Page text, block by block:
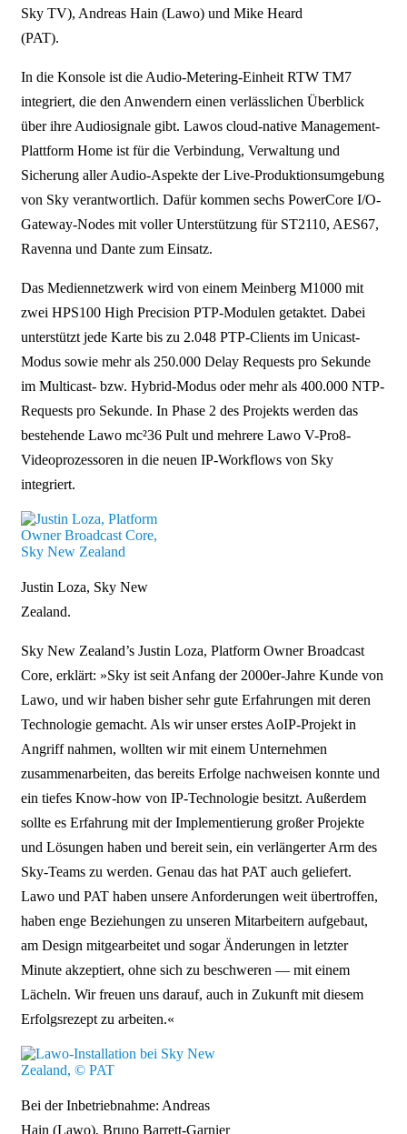
Sky TV), Andreas Hain (Lawo) und Mike Heard
(PAT).
In die Konsole ist die Audio-Metering-Einheit RTW TM7
integriert, die den Anwendern einen verlässlichen Überblick
über ihre Audiosignale gibt. Lawos cloud-native Management-
Plattform Home ist für die Verbindung, Verwaltung und
Sicherung aller Audio-Aspekte der Live-Produktionsumgebung
von Sky verantwortlich. Dafür kommen sechs PowerCore I/O-
Gateway-Nodes mit voller Unterstützung für ST2110, AES67,
Ravenna und Dante zum Einsatz.
Das Mediennetzwerk wird von einem Meinberg M1000 mit
zwei HPS100 High Precision PTP-Modulen getaktet. Dabei
unterstützt jede Karte bis zu 2.048 PTP-Clients im Unicast-
Modus sowie mehr als 250.000 Delay Requests pro Sekunde
im Multicast- bzw. Hybrid-Modus oder mehr als 400.000 NTP-
Requests pro Sekunde. In Phase 2 des Projekts werden das
bestehende Lawo mc²36 Pult und mehrere Lawo V-Pro8-
Videoprozessoren in die neuen IP-Workflows von Sky
integriert.
Justin Loza, Sky New
Zealand.
Sky New Zealand’s Justin Loza, Platform Owner Broadcast
Core, erklärt: »Sky ist seit Anfang der 2000er-Jahre Kunde von
Lawo, und wir haben bisher sehr gute Erfahrungen mit deren
Technologie gemacht. Als wir unser erstes AoIP-Projekt in
Angriff nahmen, wollten wir mit einem Unternehmen
zusammenarbeiten, das bereits Erfolge nachweisen konnte und
ein tiefes Know-how von IP-Technologie besitzt. Außerdem
sollte es Erfahrung mit der Implementierung großer Projekte
und Lösungen haben und bereit sein, ein verlängerter Arm des
Sky-Teams zu werden. Genau das hat PAT auch geliefert.
Lawo und PAT haben unsere Anforderungen weit übertroffen,
haben enge Beziehungen zu unseren Mitarbeitern aufgebaut,
am Design mitgearbeitet und sogar Änderungen in letzter
Minute akzeptiert, ohne sich zu beschweren — mit einem
Lächeln. Wir freuen uns darauf, auch in Zukunft mit diesem
Erfolgsrezept zu arbeiten.«
Bei der Inbetriebnahme: Andreas
Hain (Lawo), Bruno Barrett-Garnier